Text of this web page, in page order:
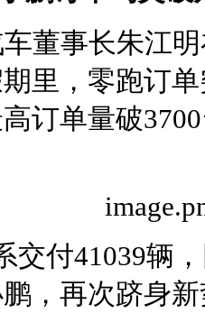
董事长朱江
里，零跑订
订单量破
交付41039辆
，再次跻身